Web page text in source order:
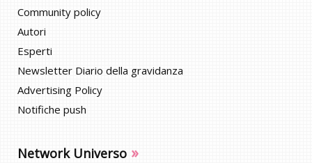
Community policy
Autori
Esperti
Newsletter Diario della gravidanza
Advertising Policy
Notifiche push
Network Universo »